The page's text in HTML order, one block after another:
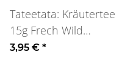
Tateetata: Kräutertee
15g Frech Wild
Wunderbar B&W
3,95 € *